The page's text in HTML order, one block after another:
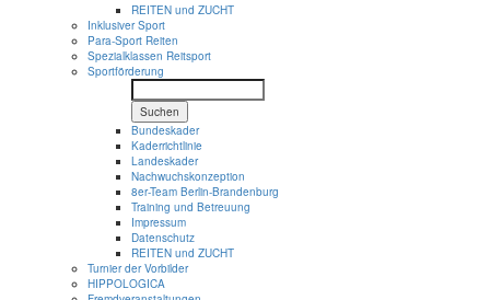
REITEN und ZUCHT
Inklusiver Sport
Para-Sport Reiten
Spezialklassen Reitsport
Sportförderung
Suchen
Bundeskader
Kaderrichtlinie
Landeskader
Nachwuchskonzeption
8er-Team Berlin-Brandenburg
Training und Betreuung
Impressum
Datenschutz
REITEN und ZUCHT
Turnier der Vorbilder
HIPPOLOGICA